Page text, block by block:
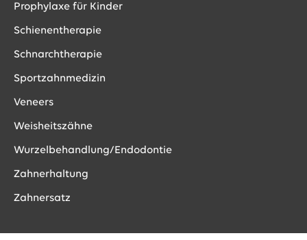
Prophylaxe für Kinder
Schienentherapie
Schnarchtherapie
Sportzahnmedizin
Veneers
Weisheitszähne
Wurzelbehandlung/Endodontie
Zahnerhaltung
Zahnersatz